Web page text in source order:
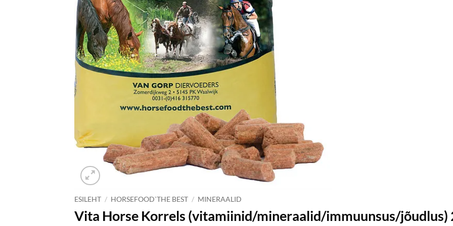
ESILEHT / HORSEFOOD`THE BEST / MINERAALID
Vita Horse Korrels (vitamiinid/mineraalid/immuunsus/jõudlus)